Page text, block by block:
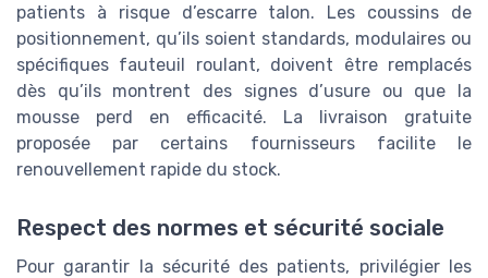
patients à risque d’escarre talon. Les coussins de
positionnement, qu’ils soient standards, modulaires ou
spécifiques fauteuil roulant, doivent être remplacés
dès qu’ils montrent des signes d’usure ou que la
mousse perd en efficacité. La livraison gratuite
proposée par certains fournisseurs facilite le
renouvellement rapide du stock.
Respect des normes et sécurité sociale
Pour garantir la sécurité des patients, privilégier les